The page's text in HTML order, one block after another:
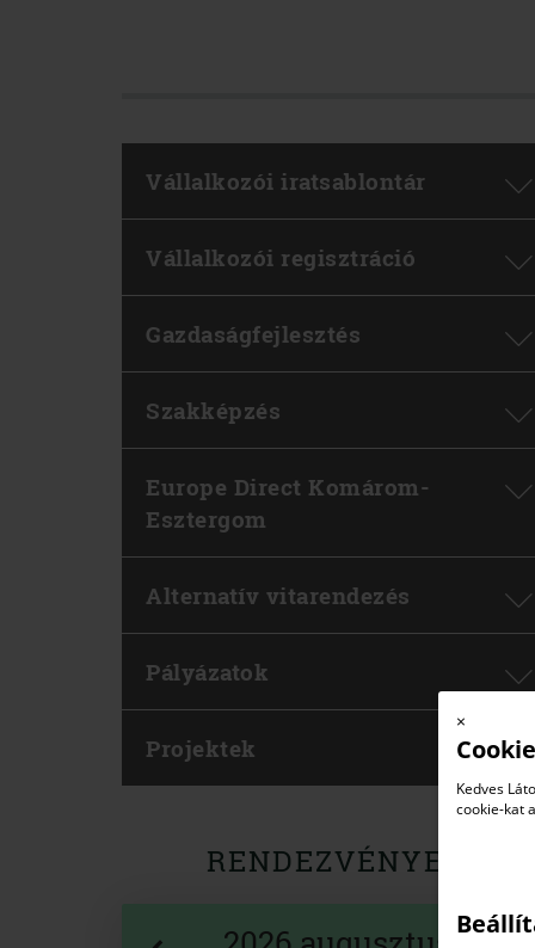
×
Kedves
cookie-kat
Vállalkozói iratsablontár
Vállalkozói regisztráció
Gazdaságfejlesztés
Szakképzés
Europe Direct Komárom-
Esztergom
Alternatív vitarendezés
Pályázatok
Projektek
RENDEZVÉNYEK